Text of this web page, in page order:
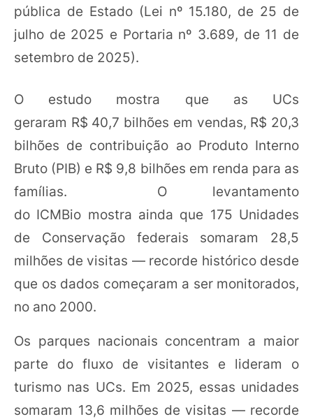
pública de Estado (Lei nº 15.180, de 25 de
julho de 2025 e Portaria nº 3.689, de 11 de
setembro de 2025).
O estudo mostra que as UCs
geraram R$ 40,7 bilhões em vendas, R$ 20,3
bilhões de contribuição ao Produto Interno
Bruto (PIB) e R$ 9,8 bilhões em renda para as
famílias. O levantamento
do ICMBio mostra ainda que 175 Unidades
de Conservação federais somaram 28,5
milhões de visitas — recorde histórico desde
que os dados começaram a ser monitorados,
no ano 2000.
Os parques nacionais concentram a maior
parte do fluxo de visitantes e lideram o
turismo nas UCs. Em 2025, essas unidades
somaram 13,6 milhões de visitas — recorde